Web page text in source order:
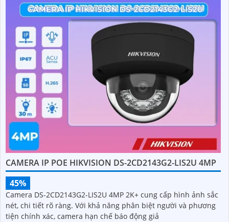
CAMERA IP POE HIKVISION DS-2CD2143G2-LIS2U 4MP
45%
Camera DS-2CD2143G2-LIS2U 4MP 2K+ cung cấp hình ảnh sắc
nét, chi tiết rõ ràng. Với khả năng phân biệt người và phương
tiện chính xác, camera hạn chế báo động giả